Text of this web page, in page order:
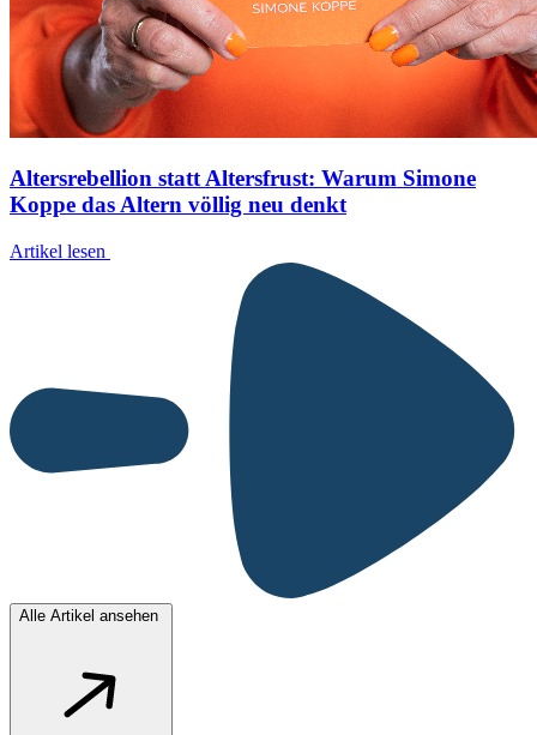
Altersrebellion statt Altersfrust: Warum Simone
Koppe das Altern völlig neu denkt
Artikel lesen
Alle Artikel ansehen